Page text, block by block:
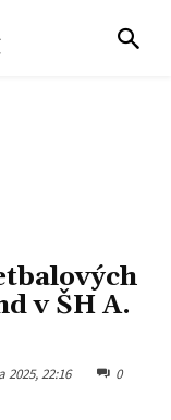
v ŠH A.
2025, 22:16 0